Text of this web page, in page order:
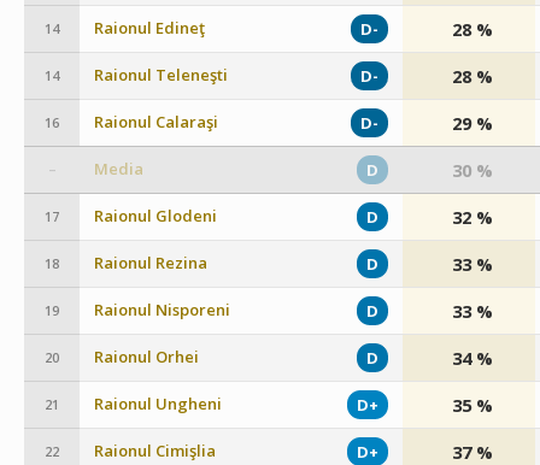
14 Raionul Edineţ D- 28 %
14 Raionul Teleneşti D- 28 %
16 Raionul Calaraşi D- 29 %
– Media D 30 %
17 Raionul Glodeni D 32 %
18 Raionul Rezina D 33 %
19 Raionul Nisporeni D 33 %
20 Raionul Orhei D 34 %
21 Raionul Ungheni D+ 35 %
22 Raionul Cimişlia D+ 37 %